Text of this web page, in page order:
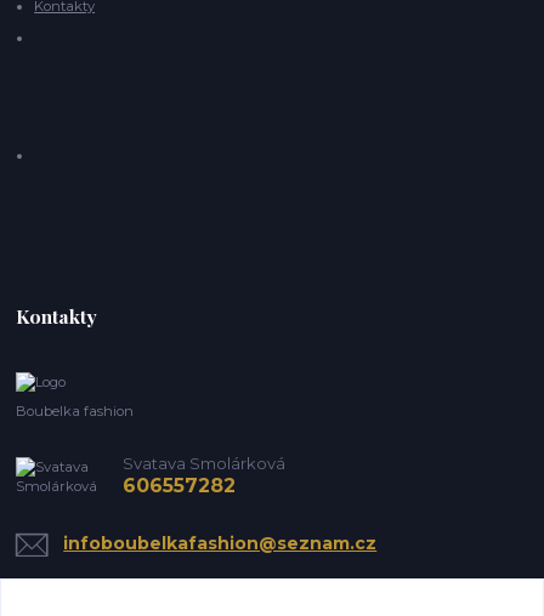
Kontakty
Kontakty
Boubelka fashion
Svatava Smolárková
606557282
infoboubelkafashion@seznam.cz